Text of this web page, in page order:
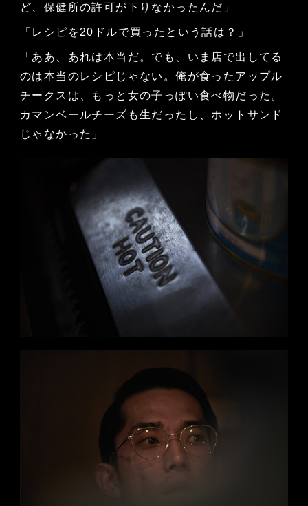
ど、保健所の許可が下りなかったんだ」
「レシピを20ドルで買ったという話は？」
「ああ、あれは本当だ。でも、いま店で出してる
のは本当のレシピじゃない。俺が食ったアップル
チークスは、もっと女の子っぽい食べ物だった。
カマンベールチーズも生だったし、ホットサンド
じゃなかった」